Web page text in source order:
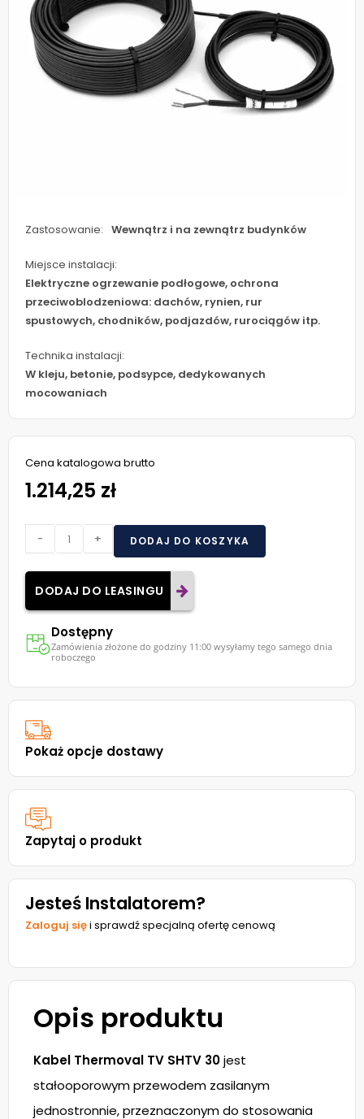
Zastosowanie: Wewnątrz i na zewnątrz budynków
Miejsce instalacji:
Elektryczne ogrzewanie podłogowe, ochrona
przeciwoblodzeniowa: dachów, rynien, rur
spustowych, chodników, podjazdów, rurociągów itp.
Technika instalacji:
W kleju, betonie, podsypce, dedykowanych
mocowaniach
Cena katalogowa brutto
1.214,25 zł
- + DODAJ DO KOSZYKA
DODAJ DO LEASINGU
Dostępny
Zamówienia złożone do godziny 11:00 wysyłamy tego samego dnia
roboczego
Pokaż opcje dostawy
Zapytaj o produkt
Jesteś Instalatorem?
Zaloguj sięi sprawdź specjalną ofertę cenową
Opis produktu
Kabel Thermoval TV SHTV 30jest
stałooporowym przewodem zasilanym
jednostronnie, przeznaczonym do stosowania